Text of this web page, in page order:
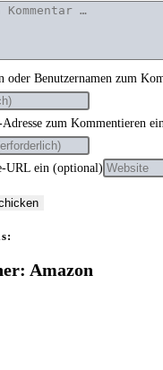
oder Benutzernamen zum
zum Kommentieren
URL ein (optional)
Amazon